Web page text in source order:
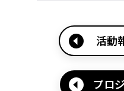
活動
プロ